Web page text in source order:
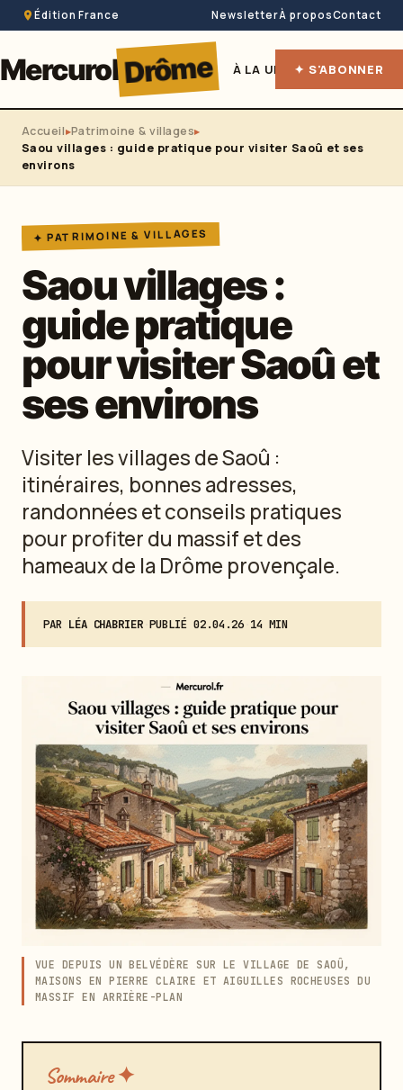
Édition France NewsletterÀ proposContact
MercurolDrôme À LA UNE ✦ S'ABONNER
Accueil Patrimoine & villages
Saou villages : guide pratique pour visiter Saoû et ses
environs
✦ PATRIMOINE & VILLAGES
Saou villages :
guide pratique
pour visiter Saoû et
ses environs
Visiter les villages de Saoû :
itinéraires, bonnes adresses,
randonnées et conseils pratiques
pour profiter du massif et des
hameaux de la Drôme provençale.
PAR LÉA CHABRIER· PUBLIÉ 02.04.26· 14 MIN
VUE DEPUIS UN BELVÉDÈRE SUR LE VILLAGE DE SAOÛ,
MAISONS EN PIERRE CLAIRE ET AIGUILLES ROCHEUSES DU
MASSIF EN ARRIÈRE-PLAN
Sommaire ✦